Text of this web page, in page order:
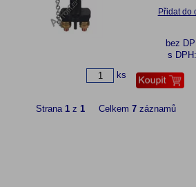
Přidat do
bez
s
ks
Strana 1z 1Celkem 7záznamů